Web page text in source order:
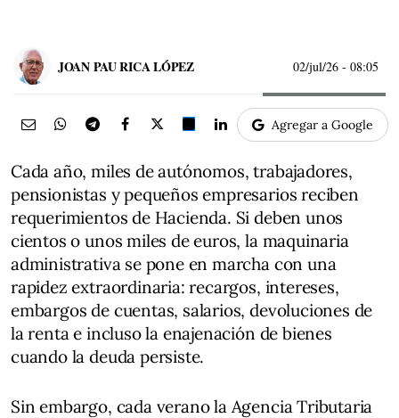
JOAN PAU RICA LÓPEZ 02/jul/26 - 08:05
Agregar a Google
Cada año, miles de autónomos, trabajadores,
pensionistas y pequeños empresarios reciben
requerimientos de Hacienda. Si deben unos
cientos o unos miles de euros, la maquinaria
administrativa se pone en marcha con una
rapidez extraordinaria: recargos, intereses,
embargos de cuentas, salarios, devoluciones de
la renta e incluso la enajenación de bienes
cuando la deuda persiste.
Sin embargo, cada verano la Agencia Tributaria